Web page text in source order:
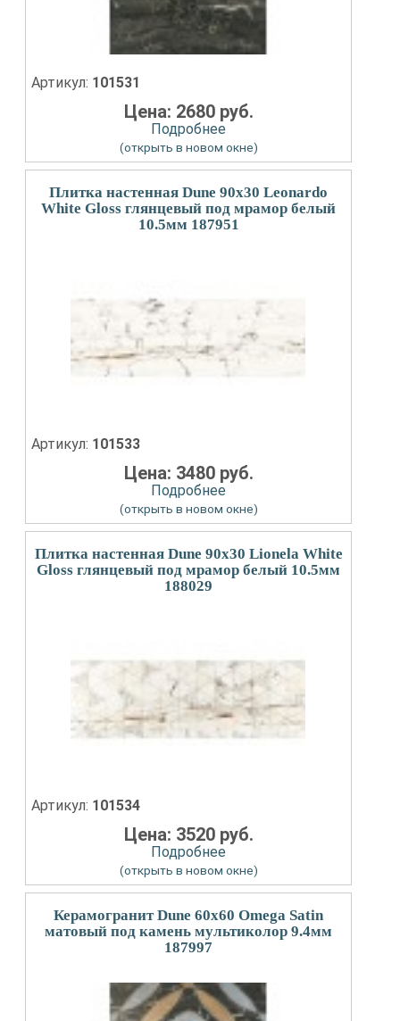
Артикул: 101531
Цена: 2680 руб.
Подробнее
(открыть в новом окне)
Плитка настенная Dune 90x30 Leonardo
White Gloss глянцевый под мрамор белый
10.5мм 187951
Артикул: 101533
Цена: 3480 руб.
Подробнее
(открыть в новом окне)
Плитка настенная Dune 90x30 Lionela White
Gloss глянцевый под мрамор белый 10.5мм
188029
Артикул: 101534
Цена: 3520 руб.
Подробнее
(открыть в новом окне)
Керамогранит Dune 60x60 Omega Satin
матовый под камень мультиколор 9.4мм
187997